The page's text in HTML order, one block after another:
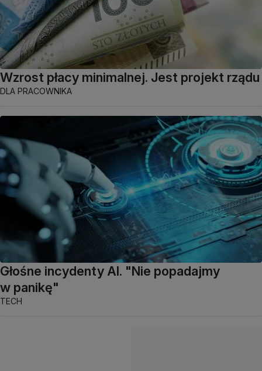
Wzrost płacy minimalnej. Jest projekt rządu
DLA PRACOWNIKA
Głośne incydenty AI. "Nie popadajmy
w panikę"
TECH